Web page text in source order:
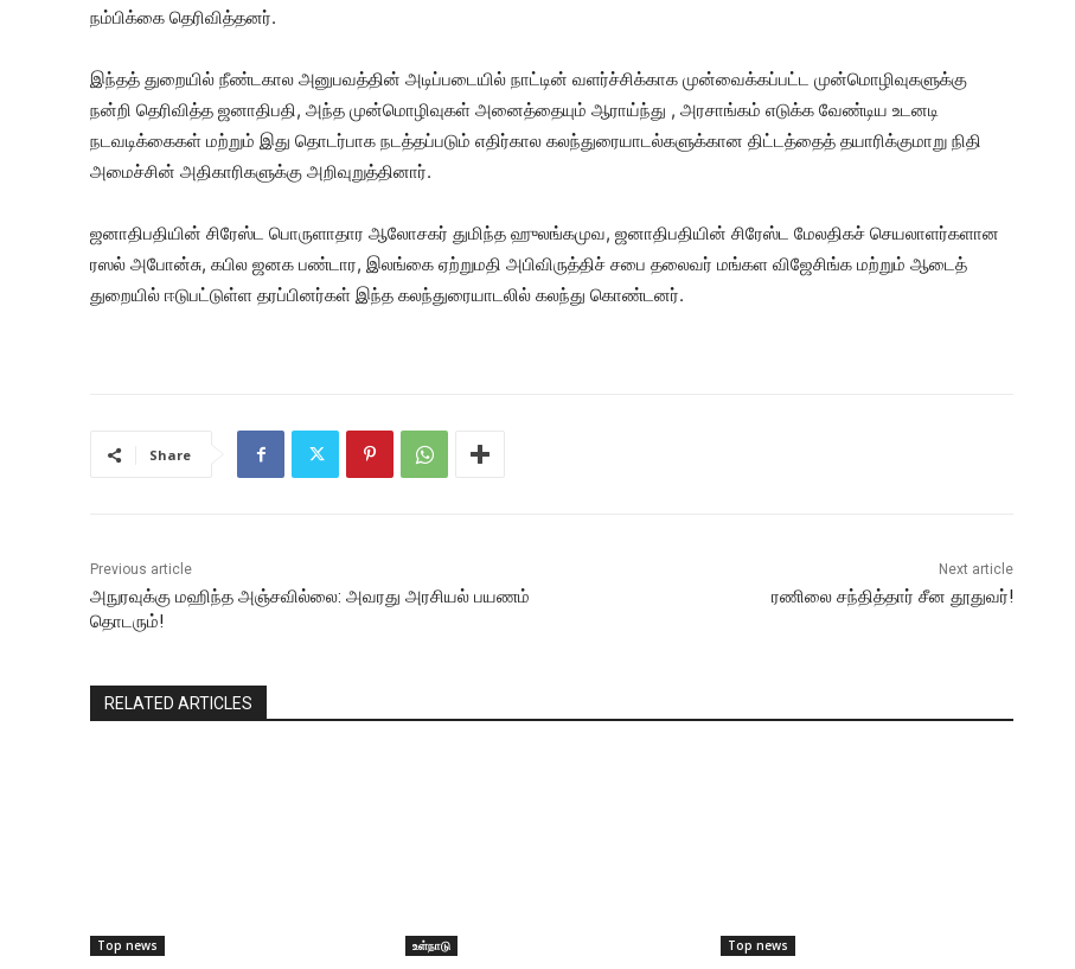
நம்பிக்கை தெரிவித்தனர்.
இந்தத் துறையில் நீண்டகால அனுபவத்தின் அடிப்படையில் நாட்டின் வளர்ச்சிக்காக முன்வைக்கப்பட்ட முன்மொழிவுகளுக்கு
நன்றி தெரிவித்த ஜனாதிபதி, அந்த முன்மொழிவுகள் அனைத்தையும் ஆராய்ந்து , அரசாங்கம் எடுக்க வேண்டிய உடனடி
நடவடிக்கைகள் மற்றும் இது தொடர்பாக நடத்தப்படும் எதிர்கால கலந்துரையாடல்களுக்கான திட்டத்தைத் தயாரிக்குமாறு நிதி
அமைச்சின் அதிகாரிகளுக்கு அறிவுறுத்தினார்.
ஜனாதிபதியின் சிரேஸ்ட பொருளாதார ஆலோசகர் துமிந்த ஹுலங்கமுவ, ஜனாதிபதியின் சிரேஸ்ட மேலதிகச் செயலாளர்களான
ரஸல் அபோன்சு, கபில ஜனக பண்டார, இலங்கை ஏற்றுமதி அபிவிருத்திச் சபை தலைவர் மங்கள விஜேசிங்க மற்றும் ஆடைத்
துறையில் ஈடுபட்டுள்ள தரப்பினர்கள் இந்த கலந்துரையாடலில் கலந்து கொண்டனர்.
Share
Previous article
அநுரவுக்கு மஹிந்த அஞ்சவில்லை: அவரது அரசியல் பயணம்
தொடரும்!
Next article
ரணிலை சந்தித்தார் சீன தூதுவர்!
RELATED ARTICLES
Top news உள்நாடு Top news